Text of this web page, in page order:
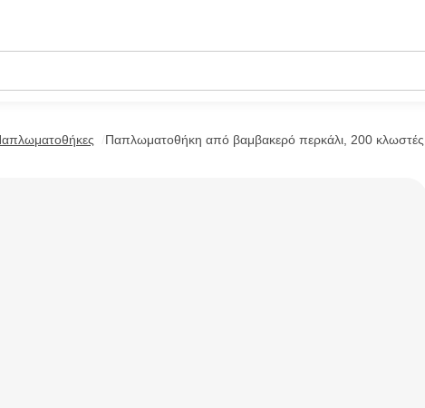
Παπλωματοθήκη από βαμβακερό περκάλι, 200